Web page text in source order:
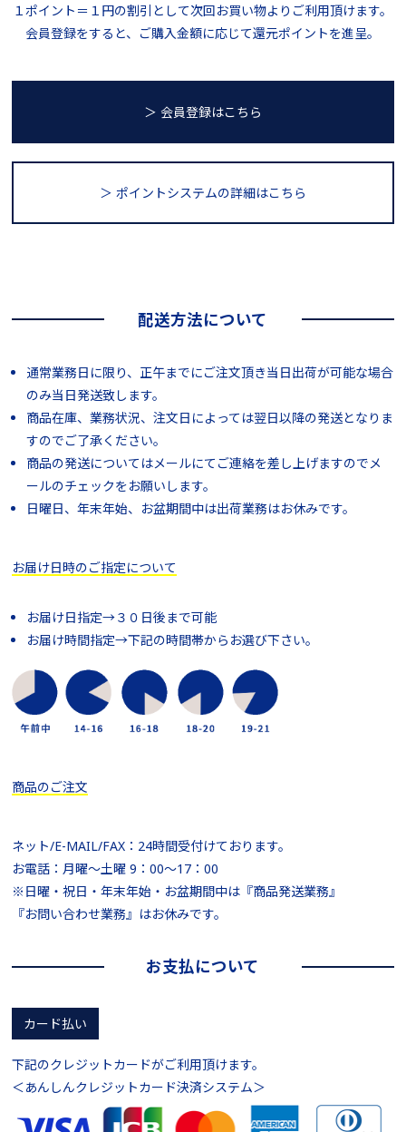
１ポイント＝１円の割引として次回お買い物よりご利用頂けます。
会員登録をすると、ご購入金額に応じて還元ポイントを進呈。
＞ 会員登録はこちら
＞ ポイントシステムの詳細はこちら
配送方法について
通常業務日に限り、正午までにご注文頂き当日出荷が可能な場合
のみ当日発送致します。
商品在庫、業務状況、注文日によっては翌日以降の発送となりま
すのでご了承ください。
商品の発送についてはメールにてご連絡を差し上げますのでメ
ールのチェックをお願いします。
日曜日、年末年始、お盆期間中は出荷業務はお休みです。
お届け日時のご指定について
お届け日指定→３０日後まで可能
お届け時間指定→下記の時間帯からお選び下さい。
商品のご注文
ネット/E-MAIL/FAX：24時間受付けております。
お電話：月曜～土曜 9：00～17：00
※日曜・祝日・年末年始・お盆期間中は『商品発送業務』
『お問い合わせ業務』はお休みです。
お支払について
カード払い
下記のクレジットカードがご利用頂けます。
＜あんしんクレジットカード決済システム＞